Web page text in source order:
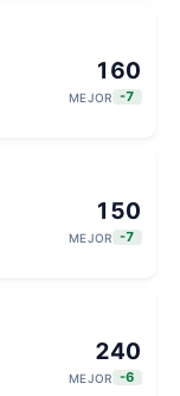
160
MEJOR -7
150
MEJOR -7
240
MEJOR -6